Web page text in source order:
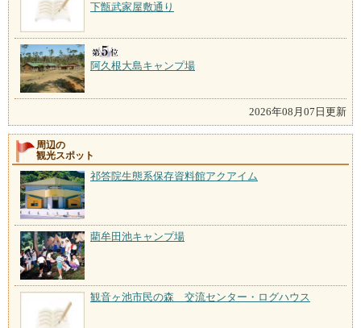
下甑武家屋敷通り
阿久根大島キャンプ場
2026年08月07日更新
周辺の
観光スポット
祁答院生態系保存資料館アクアイム
藺牟田池キャンプ場
観音ヶ池市民の森 交流センター・ログハウス